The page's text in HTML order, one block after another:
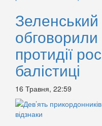
протидії
балістиці
16 Травня, 22:59